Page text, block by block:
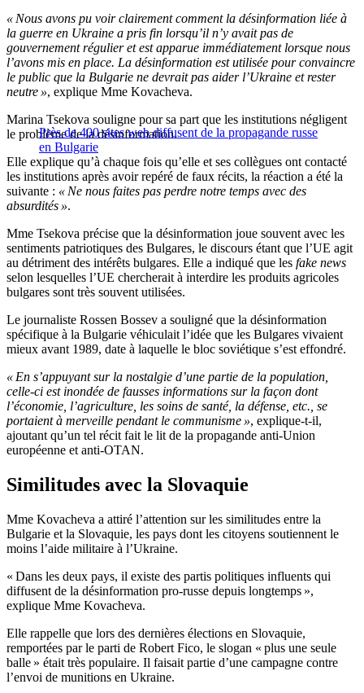
« Nous avons pu voir clairement comment la désinformation liée à
la guerre en Ukraine a pris fin lorsqu’il n’y avait pas de
gouvernement régulier et est apparue immédiatement lorsque nous
l’avons mis en place. La désinformation est utilisée pour convaincre
le public que la Bulgarie ne devrait pas aider l’Ukraine et rester
neutre », explique Mme Kovacheva.
Près de 400 sites web diffusent de la propagande russe
en Bulgarie
Marina Tsekova souligne pour sa part que les institutions négligent
le problème de la désinformation.
Elle explique qu’à chaque fois qu’elle et ses collègues ont contacté
les institutions après avoir repéré de faux récits, la réaction a été la
suivante : « Ne nous faites pas perdre notre temps avec des
absurdités ».
Mme Tsekova précise que la désinformation joue souvent avec les
sentiments patriotiques des Bulgares, le discours étant que l’UE agit
au détriment des intérêts bulgares. Elle a indiqué que les fake news
selon lesquelles l’UE chercherait à interdire les produits agricoles
bulgares sont très souvent utilisées.
Le journaliste Rossen Bossev a souligné que la désinformation
spécifique à la Bulgarie véhiculait l’idée que les Bulgares vivaient
mieux avant 1989, date à laquelle le bloc soviétique s’est effondré.
« En s’appuyant sur la nostalgie d’une partie de la population,
celle-ci est inondée de fausses informations sur la façon dont
l’économie, l’agriculture, les soins de santé, la défense, etc., se
portaient à merveille pendant le communisme », explique-t-il,
ajoutant qu’un tel récit fait le lit de la propagande anti-Union
européenne et anti-OTAN.
Similitudes avec la Slovaquie
Mme Kovacheva a attiré l’attention sur les similitudes entre la
Bulgarie et la Slovaquie, les pays dont les citoyens soutiennent le
moins l’aide militaire à l’Ukraine.
« Dans les deux pays, il existe des partis politiques influents qui
diffusent de la désinformation pro-russe depuis longtemps »,
explique Mme Kovacheva.
Elle rappelle que lors des dernières élections en Slovaquie,
remportées par le parti de Robert Fico, le slogan « plus une seule
balle » était très populaire. Il faisait partie d’une campagne contre
l’envoi de munitions en Ukraine.